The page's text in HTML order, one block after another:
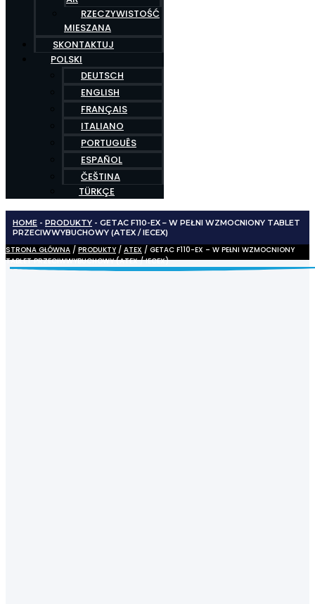
RZECZYWISTOŚĆ
MIESZANA
SKONTAKTUJ
POLSKI
DEUTSCH
ENGLISH
FRANÇAIS
ITALIANO
PORTUGUÊS
ESPAÑOL
ČEŠTINA
TÜRKÇE
HOME - PRODUKTY - GETAC F110-EX – W PEŁNI WZMOCNIONY TABLET
PRZECIWWYBUCHOWY (ATEX / IECEX)
STRONA GŁÓWNA / PRODUKTY / ATEX / GETAC F110-EX – W PEŁNI WZMOCNIONY
TABLET PRZECIWWYBUCHOWY (ATEX / IECEX)